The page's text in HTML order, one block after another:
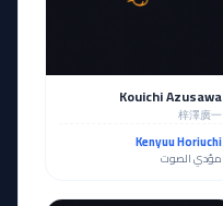
Kouichi Azusawa
梓澤廣一
Kenyuu Horiuchi
مؤدي الصوت